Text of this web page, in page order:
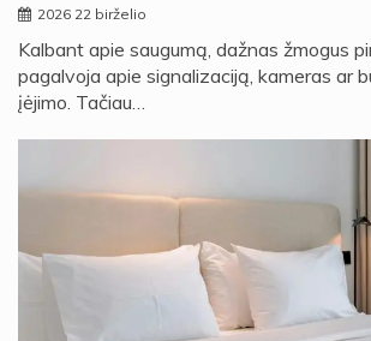
2026 22 birželio
Kalbant apie saugumą, dažnas žmogus
pagalvoja apie signalizaciją, kameras ar
įėjimo. Tačiau…